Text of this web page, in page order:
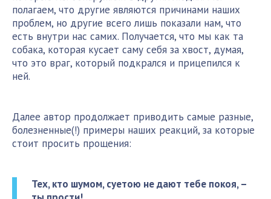
полагаем, что другие являются причинами наших
проблем, но другие всего лишь показали нам, что
есть внутри нас самих. Получается, что мы как та
собака, которая кусает саму себя за хвост, думая,
что это враг, который подкрался и прицепился к
ней.
Далее автор продолжает приводить самые разные,
болезненные(!) примеры наших реакций, за которые
стоит просить прощения:
Тех, кто шумом, суетою не дают тебе покоя, –